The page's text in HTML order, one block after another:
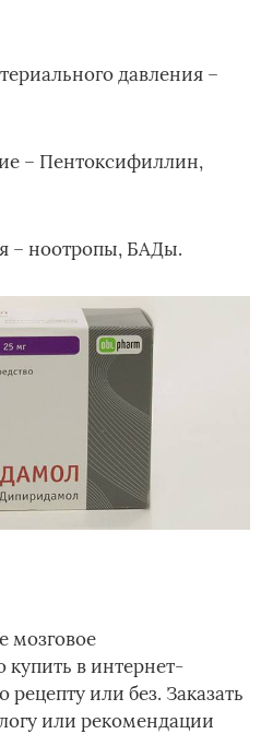
давления –
– Пентоксифиллин,
– ноотропы, БАДы.
мозговое
в интернет-
рецепту или без. Заказать
или рекомендации